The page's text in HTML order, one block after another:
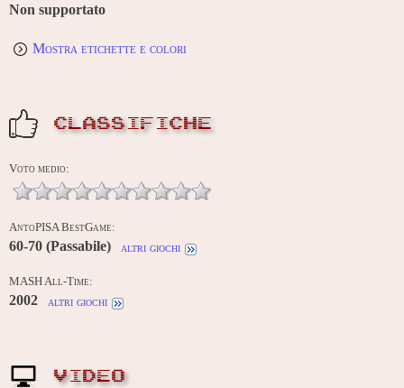
Non supportato
Mostra etichette e colori
CLASSIFICHE
Voto medio:
AntoPISA BestGame:
60-70 (Passabile) altri giochi
MASH All-Time:
2002 altri giochi
VIDEO